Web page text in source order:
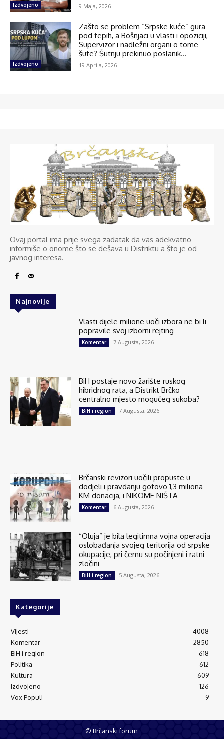
Izdvojeno 9 Maja, 2026
Izdvojeno
Zašto se problem “Srpske kuće” gura
pod tepih, a Bošnjaci u vlasti i opoziciji,
Supervizor i nadležni organi o tome
šute? Šutnju prekinuo poslanik...
19 Aprila, 2026
Ovaj portal ima prije svega zadatak da vas adekvatno
informiše o onome što se dešava u Distriktu a što je od
javnog interesa.
Najnovije
Vlasti dijele milione uoči izbora ne bi li
popravile svoj izborni rejting
Komentar 7 Augusta, 2026
BiH postaje novo žarište ruskog
hibridnog rata, a Distrikt Brčko
centralno mjesto mogućeg sukoba?
BiH i region 7 Augusta, 2026
Brčanski revizori uočili propuste u
dodjeli i pravdanju gotovo 1,3 miliona
KM donacija, i NIKOME NIŠTA
Komentar 6 Augusta, 2026
“Oluja” je bila legitimna vojna operacija
oslobađanja svojeg teritorija od srpske
okupacije, pri čemu su počinjeni i ratni
zločini
BiH i region 5 Augusta, 2026
Kategorije
Vijesti
4008
Komentar
2850
BiH i region
618
Politika
612
Kultura
609
Izdvojeno
126
Vox Populi
9
© Brčanski forum.